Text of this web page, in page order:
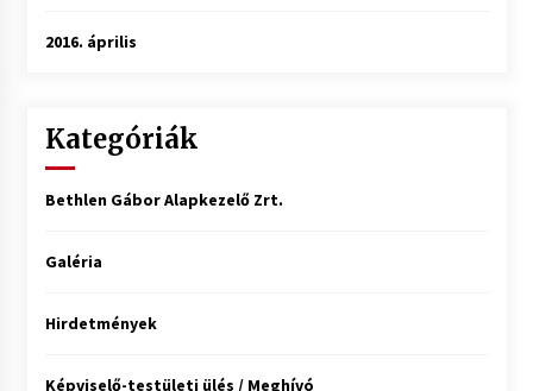
2016. április
Kategóriák
Bethlen Gábor Alapkezelő Zrt.
Galéria
Hirdetmények
Képviselő-testületi ülés / Meghívó